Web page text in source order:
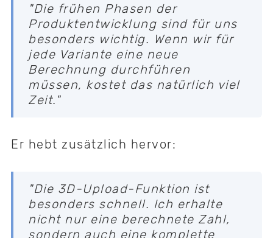
"Die frühen Phasen der
Produktentwicklung sind für uns
besonders wichtig. Wenn wir für
jede Variante eine neue
Berechnung durchführen
müssen, kostet das natürlich viel
Zeit."
Er hebt zusätzlich hervor:
"Die 3D-Upload-Funktion ist
besonders schnell. Ich erhalte
nicht nur eine berechnete Zahl,
sondern auch eine komplette